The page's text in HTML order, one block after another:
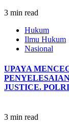
3 min read
Hukum
Ilmu Hukum
Nasional
UPAYA
JUSTICE.
3 min read